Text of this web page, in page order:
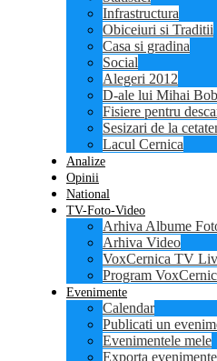
Infrastructura
Obiceiuri si Traditii
Casa si gradina
Social
Alegeri 2012
D-ale lui Mihai
Fisiere pentru
Sesizari de la
Lacul Cernica
Analize
Opinii
National
TV-Foto-Video
Arhiva Albume
Arhiva Video
VoxCernica TV
Program
Evenimente
Calendar
Publicati un
Evenimentele mele
Exporta evenimente